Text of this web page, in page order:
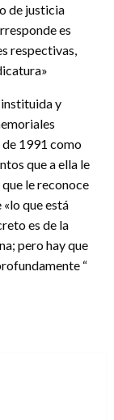
de justicia
es
respectivas,
instituida y
1991 como
que a ella le
le reconoce
que está
es de la
pero hay que
“